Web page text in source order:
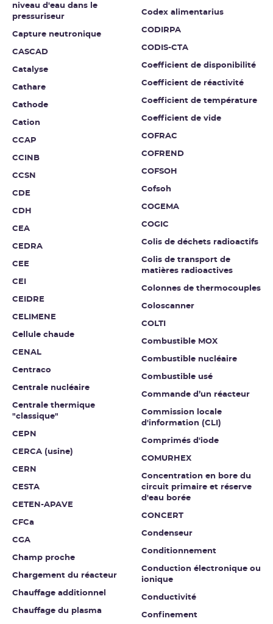
niveau d'eau dans le
pressuriseur
Capture neutronique
CASCAD
Catalyse
Cathare
Cathode
Cation
CCAP
CCINB
CCSN
CDE
CDH
CEA
CEDRA
CEE
CEI
CEIDRE
CELIMENE
Cellule chaude
CENAL
Centraco
Centrale nucléaire
Centrale thermique
"classique"
CEPN
CERCA (usine)
CERN
CESTA
CETEN-APAVE
CFCa
CGA
Champ proche
Chargement du réacteur
Chauffage additionnel
Chauffage du plasma
Codex alimentarius
CODIRPA
CODIS-CTA
Coefficient de disponibilité
Coefficient de réactivité
Coefficient de température
Coefficient de vide
COFRAC
COFREND
COFSOH
Cofsoh
COGEMA
COGIC
Colis de déchets radioactifs
Colis de transport de
matières radioactives
Colonnes de thermocouples
Coloscanner
COLTI
Combustible MOX
Combustible nucléaire
Combustible usé
Commande d’un réacteur
Commission locale
d'information (CLI)
Comprimés d'iode
COMURHEX
Concentration en bore du
circuit primaire et réserve
d'eau borée
CONCERT
Condenseur
Conditionnement
Conduction électronique ou
ionique
Conductivité
Confinement